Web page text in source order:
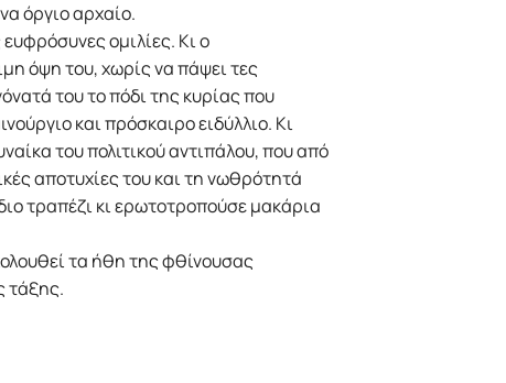
όργιο αρχαίο.
ομιλίες. Kι ο
όψη του, χωρίς να πάψει τες
του το πόδι της κυρίας που
και πρόσκαιρο ειδύλλιο. Kι
του πολιτικού αντιπάλου, που από
αποτυχίες του και τη νωθρότητά
τραπέζι κι ερωτοτροπούσε μακάρια
τα ήθη της φθίνουσας
τάξης.